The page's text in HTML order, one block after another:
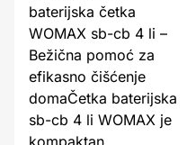
baterijska četka
WOMAX sb-cb 4 li –
Bežična pomoć za
efikasno čišćenje
domaČetka baterijska
sb-cb 4 li WOMAX je
kompaktan